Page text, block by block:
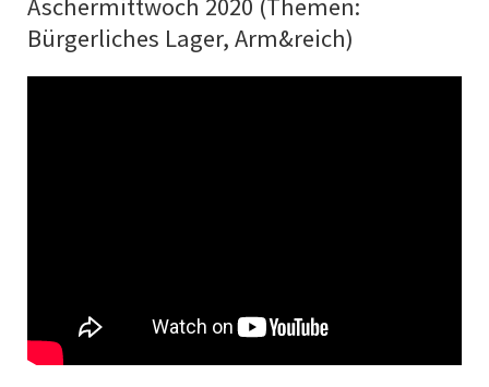
Aschermittwoch 2020 (Themen:
Bürgerliches Lager, Arm&reich)